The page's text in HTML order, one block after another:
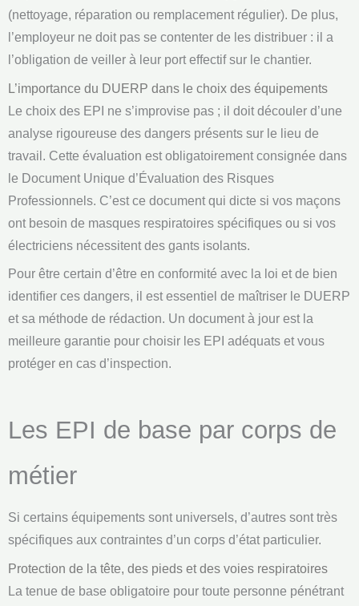
(nettoyage, réparation ou remplacement régulier). De plus,
l’employeur ne doit pas se contenter de les distribuer : il a
l’obligation de veiller à leur port effectif sur le chantier.
L’importance du DUERP dans le choix des équipements
Le choix des EPI ne s’improvise pas ; il doit découler d’une
analyse rigoureuse des dangers présents sur le lieu de
travail. Cette évaluation est obligatoirement consignée dans
le Document Unique d’Évaluation des Risques
Professionnels. C’est ce document qui dicte si vos maçons
ont besoin de masques respiratoires spécifiques ou si vos
électriciens nécessitent des gants isolants.
Pour être certain d’être en conformité avec la loi et de bien
identifier ces dangers, il est essentiel de maîtriser le DUERP
et sa méthode de rédaction. Un document à jour est la
meilleure garantie pour choisir les EPI adéquats et vous
protéger en cas d’inspection.
Les EPI de base par corps de
métier
Si certains équipements sont universels, d’autres sont très
spécifiques aux contraintes d’un corps d’état particulier.
Protection de la tête, des pieds et des voies respiratoires
La tenue de base obligatoire pour toute personne pénétrant